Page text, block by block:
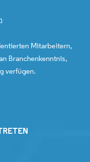
Mitarbeitern,
Branchenkenntnis,
verfügen.